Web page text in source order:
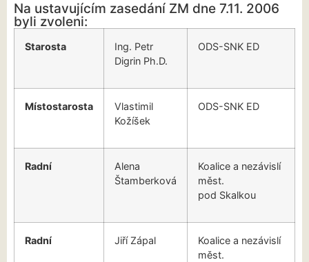
Na ustavujícím zasedání ZM dne 7.11. 2006
byli zvoleni:
Starosta
Ing. Petr
Digrin Ph.D.
ODS-SNK ED
Místostarosta
Vlastimil
Kožíšek
ODS-SNK ED
Radní
Alena
Štamberková
Koalice a nezávislí
měst.
pod Skalkou
Radní Jiří Zápal
Koalice a nezávislí
měst.